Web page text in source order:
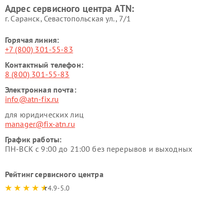
Адрес сервисного центра ATN:
г. Саранск, Севастопольская ул., 7/1
Горячая линия:
+7 (800) 301-55-83
Контактный телефон:
8 (800) 301-55-83
Электронная почта:
info@atn-fix.ru
для юридических лиц
manager@fix-atn.ru
График работы:
ПН-ВСК с 9:00 до 21:00 без перерывов и выходных
Рейтинг сервисного центра
4.9-5.0